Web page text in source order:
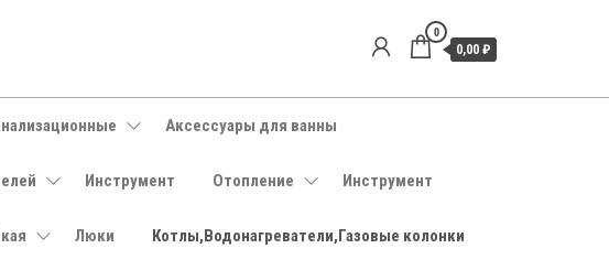
0
0,00 ₽
Аксессуары для ванны
Инструмент Отопление Инструмент
Люки Котлы,Водонагреватели,Газовые колонки